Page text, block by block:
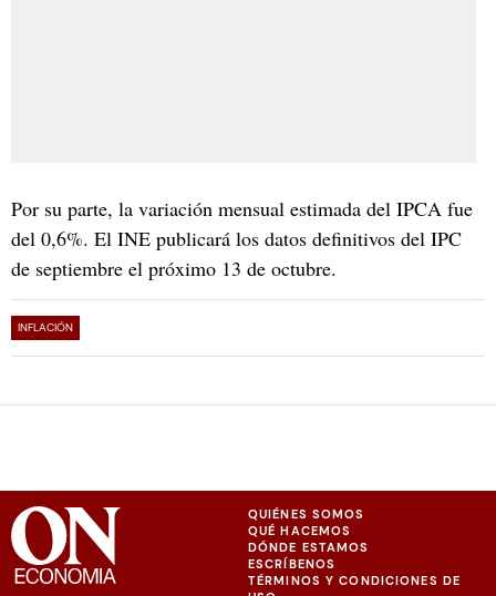
Por su parte, la variación mensual estimada del IPCA fue
del 0,6%. El INE publicará los datos definitivos del IPC
de septiembre el próximo 13 de octubre.
INFLACIÓN
QUIÉNES SOMOS
QUÉ HACEMOS
DÓNDE ESTAMOS
ESCRÍBENOS
TÉRMINOS Y CONDICIONES DE